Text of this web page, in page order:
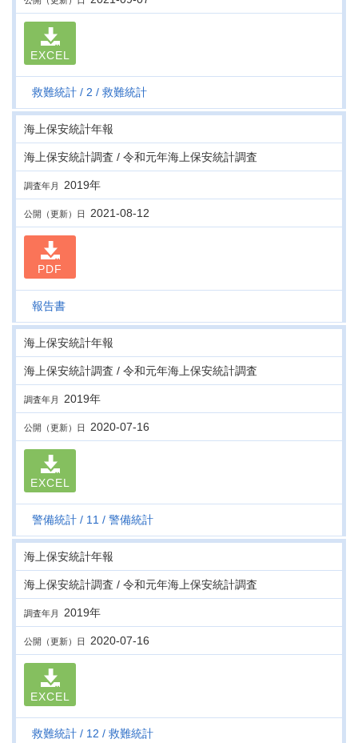
EXCEL
救難統計 2 救難統計
海上保安統計年報
海上保安統計調査 / 令和元年海上保安統計調査
調査年月 2019年
公開（更新）日 2021-08-12
PDF
報告書
海上保安統計年報
海上保安統計調査 / 令和元年海上保安統計調査
調査年月 2019年
公開（更新）日 2020-07-16
EXCEL
警備統計 11 警備統計
海上保安統計年報
海上保安統計調査 / 令和元年海上保安統計調査
調査年月 2019年
公開（更新）日 2020-07-16
EXCEL
救難統計 12 救難統計